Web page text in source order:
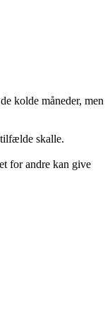
kolde måneder, men
skalle.
for andre kan give